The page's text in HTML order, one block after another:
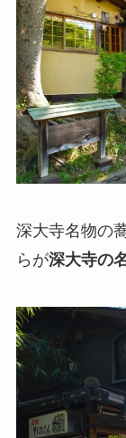
深大寺名物の
らが深大寺の